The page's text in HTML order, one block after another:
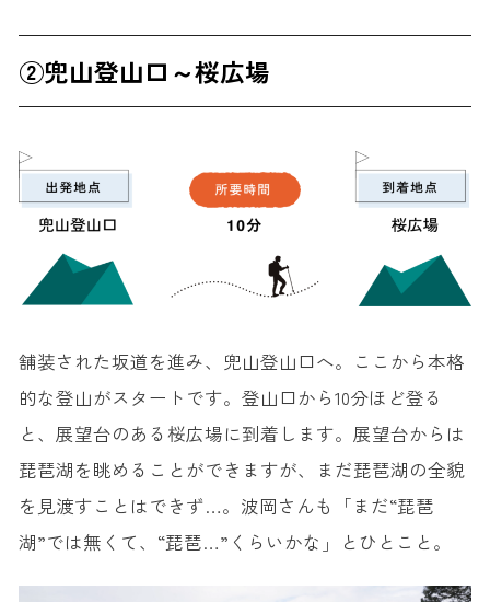
②兜山登山口～桜広場
舗装された坂道を進み、兜山登山口へ。ここから本格
的な登山がスタートです。登山口から10分ほど登る
と、展望台のある桜広場に到着します。展望台からは
琵琶湖を眺めることができますが、まだ琵琶湖の全貌
を見渡すことはできず…。波岡さんも「まだ“琵琶
湖”では無くて、“琵琶…”くらいかな」とひとこと。